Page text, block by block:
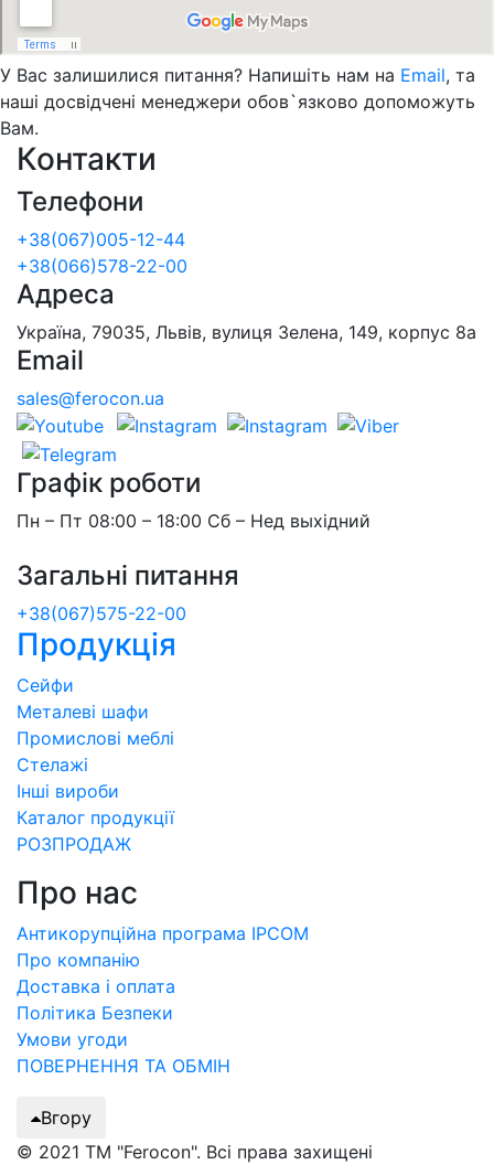
У Вас залишилися питання? Напишіть нам на Email, та
наші досвідчені менеджери обов`язково допоможуть
Вам.
Контакти
Телефони
+38(067)005-12-44
+38(066)578-22-00
Адреса
Україна, 79035, Львів, вулиця Зелена, 149, корпус 8а
Email
sales@ferocon.ua
Графік роботи
Пн – Пт 08:00 – 18:00 Сб – Нед выхідний
Загальні питання
+38(067)575-22-00
Продукція
Сейфи
Металеві шафи
Промислові меблі
Стелажі
Інші вироби
Каталог продукції
РОЗПРОДАЖ
Про нас
Антикорупційна програма IPCOM
Про компанію
Доставка і оплата
Політика Безпеки
Умови угоди
ПОВЕРНЕННЯ ТА ОБМІН
Вгору
© 2021 ТМ "Ferocon". Всі права захищені